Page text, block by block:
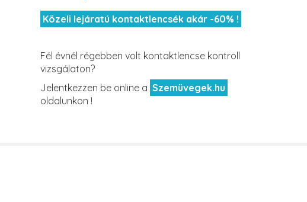
Közeli lejáratú kontaktlencsék akár -60% !
Fél évnél régebben volt kontaktlencse kontroll
vizsgálaton?
Jelentkezzen be online a Szemüvegek.hu
oldalunkon !